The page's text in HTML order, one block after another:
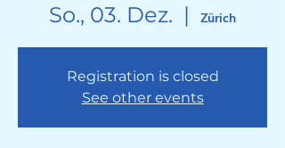
So., 03. Dez.
  |
Zürich
Registration is closed
See other events